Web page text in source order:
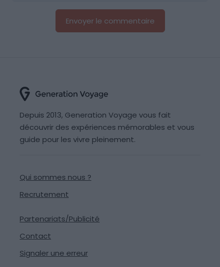
Depuis 2013, Generation Voyage vous fait
découvrir des expériences mémorables et vous
guide pour les vivre pleinement.
Qui sommes nous ?
Recrutement
Partenariats/Publicité
Contact
Signaler une erreur